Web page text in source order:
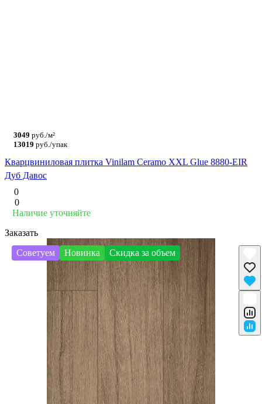
3049 руб./м²
13019 руб./упак
Кварцвиниловая плитка Vinilam Ceramo XXL Glue 8880-EIR
Дуб Давос
0
0
Наличие уточняйте
Заказать
Советуем
Новинка Скидка за объем